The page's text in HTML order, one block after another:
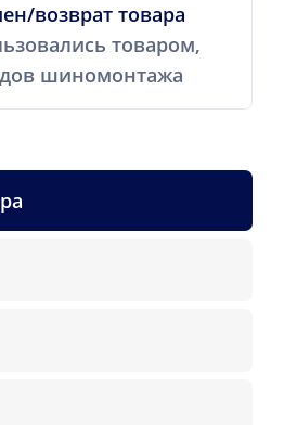
возврат товара
товаром,
шиномонтажа